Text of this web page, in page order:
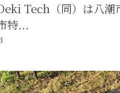
Tech（同）は八潮
特...